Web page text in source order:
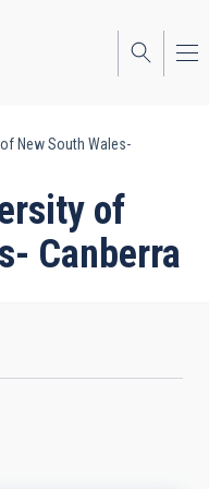
New South Wales-
of
Canberra